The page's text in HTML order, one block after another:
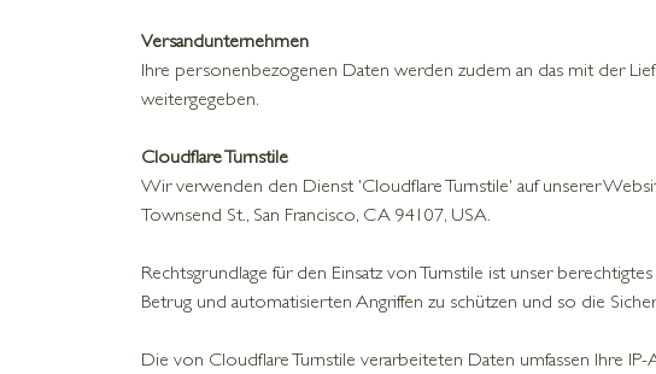
Versandunternehmen
Ihre personenbezogenen Daten werden zudem an das mit der
weitergegeben.
Cloudflare Turnstile
Wir verwenden den Dienst 'Cloudflare Turnstile' auf unserer
Townsend St., San Francisco, CA 94107, USA.
Rechtsgrundlage für den Einsatz von Turnstile ist unser
Betrug und automatisierten Angriffen zu schützen und so die
Die von Cloudflare Turnstile verarbeiteten Daten umfassen Ihre